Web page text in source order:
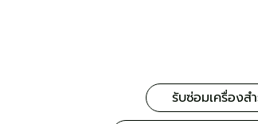
รับซ่อมเครื่องส